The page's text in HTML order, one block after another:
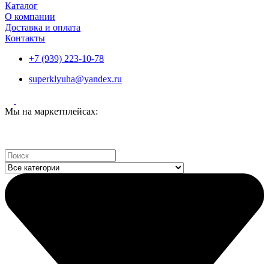
Каталог
О компании
Доставка и оплата
Контакты
+7 (939) 223-10-78
superklyuha@yandex.ru
Мы на маркетплейсах:
Search
...